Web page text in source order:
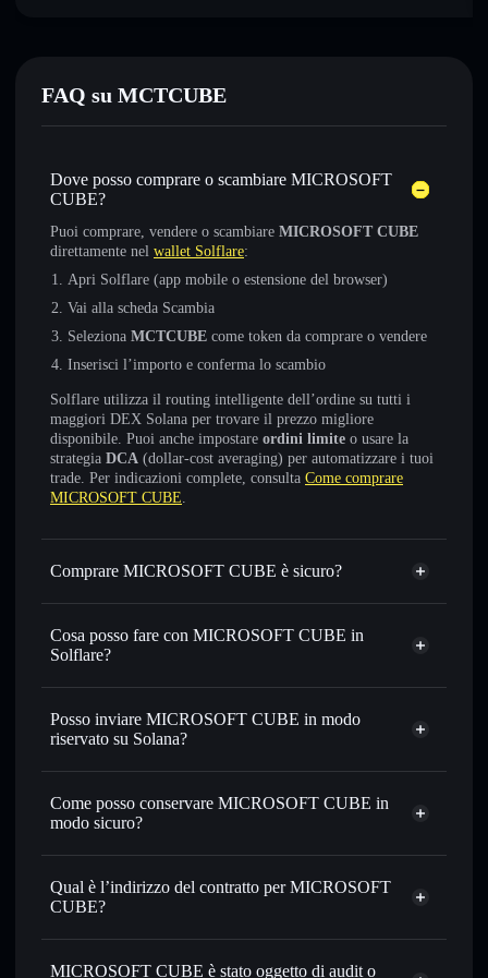
FAQ su MCTCUBE
Dove posso comprare o scambiare MICROSOFT
CUBE?
Puoi comprare, vendere o scambiare MICROSOFT CUBE
direttamente nel wallet Solflare:
Apri Solflare (app mobile o estensione del browser)
Vai alla scheda Scambia
Seleziona MCTCUBE come token da comprare o vendere
Inserisci l’importo e conferma lo scambio
Solflare utilizza il routing intelligente dell’ordine su tutti i
maggiori DEX Solana per trovare il prezzo migliore
disponibile. Puoi anche impostare ordini limite o usare la
strategia DCA (dollar-cost averaging) per automatizzare i tuoi
trade. Per indicazioni complete, consulta Come comprare
MICROSOFT CUBE.
Comprare MICROSOFT CUBE è sicuro?
MICROSOFT CUBE non è verificato
Cosa posso fare con MICROSOFT CUBE in
Solflare?
MICROSOFT CUBE
wallet Solflare
Scambiare istantaneamente — scambia MCTCUBE in
SOL, USDC o in migliaia di altri token Solana al prezzo
prezzo desiderato di MCTCUBE
Usare il DCA
MCTCUBE nel tempo
Inviare in modo riservato
— trasferisci MCTCUBE senza
collegare pubblicamente i wallet usando l’Aggregatore di
capitalizzazione di mercato e liquidità di MCTCUBE
Posso inviare MICROSOFT CUBE in modo
riservato su Solana?
Aggregatore di privacy
Come posso conservare MICROSOFT CUBE in
modo sicuro?
MICROSOFT CUBE
Aggregatore di privacy
Qual è l’indirizzo del contratto per MICROSOFT
CUBE?
MICROSOFT
MICROSOFT CUBE è stato oggetto di audit o